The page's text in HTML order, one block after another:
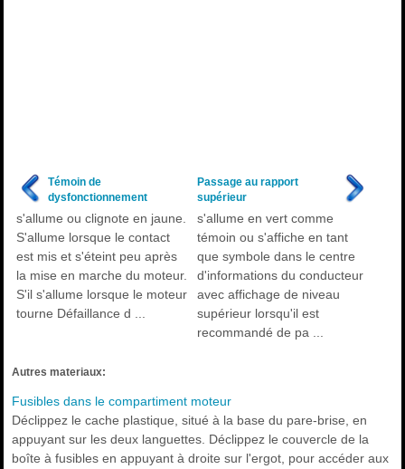
Témoin de
dysfonctionnement
s'allume ou clignote en jaune.
S'allume lorsque le contact
est mis et s'éteint peu après
la mise en marche du moteur.
S'il s'allume lorsque le moteur
tourne Défaillance d ...
Passage au rapport
supérieur
s'allume en vert comme
témoin ou s'affiche en tant
que symbole dans le centre
d'informations du conducteur
avec affichage de niveau
supérieur lorsqu'il est
recommandé de pa ...
Autres materiaux:
Fusibles dans le compartiment moteur
Déclippez le cache plastique, situé à la base du pare-brise, en
appuyant sur les deux languettes. Déclippez le couvercle de la
boîte à fusibles en appuyant à droite sur l'ergot, pour accéder aux